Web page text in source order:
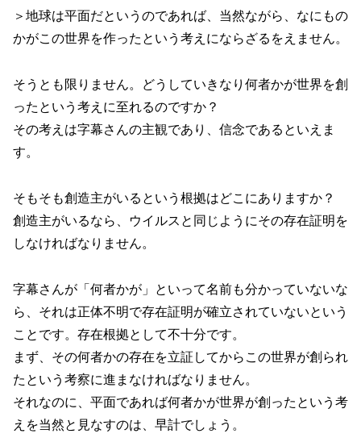
＞地球は平面だというのであれば、当然ながら、なにもの
かがこの世界を作ったという考えにならざるをえません。
そうとも限りません。どうしていきなり何者かが世界を創
ったという考えに至れるのですか？
その考えは字幕さんの主観であり、信念であるといえま
す。
そもそも創造主がいるという根拠はどこにありますか？
創造主がいるなら、ウイルスと同じようにその存在証明を
しなければなりません。
字幕さんが「何者かが」といって名前も分かっていないな
ら、それは正体不明で存在証明が確立されていないという
ことです。存在根拠として不十分です。
まず、その何者かの存在を立証してからこの世界が創られ
たという考察に進まなければなりません。
それなのに、平面であれば何者かが世界が創ったという考
えを当然と見なすのは、早計でしょう。